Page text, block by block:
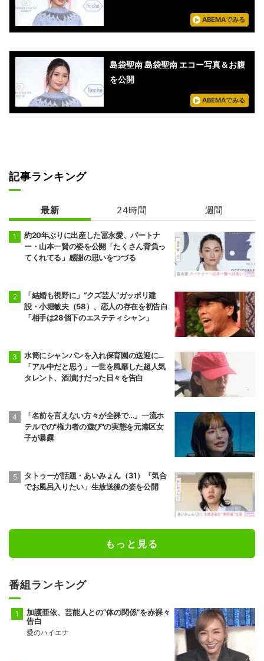
ABEMAでみる
島袋聖南 島袋聖南 エコー写真＆お腹
を公開
ABEMAでみる
記事ランキング
最新 24時間 週間
約20年ぶりに出産した冨永愛、パートナ
ー・山本一賢の姿を公開「たくさん背負っ
てくれてる」感謝の思いをつづる
「結婚も視野に」“クズ芸人”ガッポリ建
設・小堀敏夫（58）、恋人の存在を初告白
「相手は28個下のエステティシャン」
水筒にシャンパンを入れ保育園の送迎に…
「アル中だと思う」一世を風靡した超人気
タレント、酒漬けだった日々を告白
「名前を言えない方々が全裸で…」一流ホ
テルでの"権力者の遊び"の実態を元港区女
子が暴露
タトゥーが話題・あいみょん（31）「気合
でお風呂入りたい」生放送後の姿を公開
もっと見る
番組ランキング
加護亜依、芸能人との“体の関係”を赤裸々
告白
愛のハイエナ